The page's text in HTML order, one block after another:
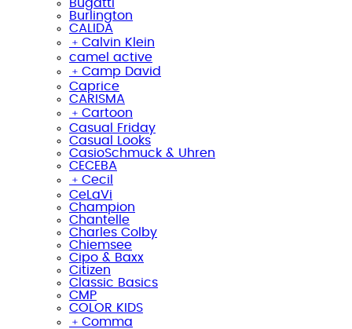
Bugatti
Burlington
CALIDA
﹢ Calvin Klein
camel active
﹢ Camp David
Caprice
CARISMA
﹢ Cartoon
Casual Friday
Casual Looks
CasioSchmuck & Uhren
CECEBA
﹢ Cecil
CeLaVi
Champion
Chantelle
Charles Colby
Chiemsee
Cipo & Baxx
Citizen
Classic Basics
CMP
COLOR KIDS
﹢ Comma